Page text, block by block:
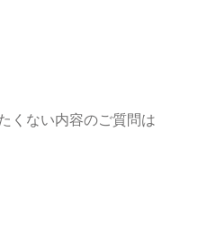
くない内容のご質問は